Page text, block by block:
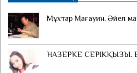
Мұхтар Мағауин. Әйел
НАЗЕРКЕ СЕРІКҚЫЗЫ.